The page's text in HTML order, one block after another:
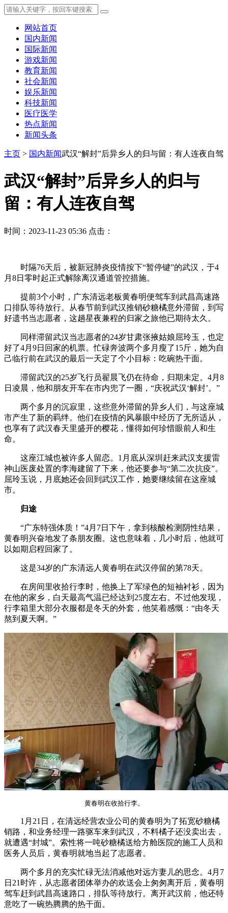
网站首页
国内新闻
国际新闻
游戏新闻
教育新闻
社会新闻
娱乐新闻
科技新闻
医疗医学
热点新闻
新闻头条
主页 > 国内新闻武汉“解封”后异乡人的归与留：有人连夜自驾
武汉“解封”后异乡人的归与
留：有人连夜自驾
时间：2023-11-23 05:36 点击：
时隔76天后，被新冠肺炎疫情按下“暂停键”的武汉，于4
月8日零时起正式解除离汉通道管控措施。
提前3个小时，广东清远老板黄春明便驾车到武昌高速路
口排队等待放行。从春节前到武汉推销砂糖橘意外滞留，到写
好遗书当志愿者，这趟星夜兼程的归家之旅他已期待太久。
同样滞留武汉当志愿者的24岁甘肃张掖姑娘屈玲玉，也定
好了4月9日回家的机票。忙碌奔波两个多月瘦了15斤，她为自
己临行前在武汉的最后一天定了个小目标：吃碗热干面。
滞留武汉的25岁飞行员翟晨飞仍在待命，归期未定。4月8
日凌晨，他和朋友开车在市内兜了一圈，“庆祝武汉‘解封’。”
两个多月的沉寂里，这些意外滞留的异乡人们，与这座城
市产生了新的羁绊。他们在疫情的风暴眼中经历了无所适从，
也享有了武汉春天里盛开的樱花，懂得如何珍惜眼前人和生
命。
这座江城也被许多人留恋。1月底从深圳赶来武汉支援雷
神山医废处置的李海建留了下来，他还要参与“第二次抗疫”。
屈玲玉说，月底她还会回到武汉工作，她要继续留在这座城
市。
归途
“广东特强体质！”4月7日下午，拿到核酸检测阴性结果，
黄春明兴奋地发了条朋友圈。这也意味着，几小时后，他就可
以如期启程回家了。
这是34岁的广东清远人黄春明在武汉停留的第78天。
在房间里收拾行李时，他换上了军绿色的短袖衬衫，因为
在他的家乡，白天最高气温已经达到25度左右。不过他发现，
行李箱里大部分衣服都是冬天的外套，他笑着感慨：“由冬天
熬到夏天啊。”
黄春明在收拾行李。
1月21日，在清远经营农业公司的黄春明为了拓宽砂糖橘
销路，和业务经理一路驱车来到武汉，不料橘子还没卖出去，
就遭遇“封城”。索性将一吨砂糖橘送给方舱医院的施工人员和
医务人员后，黄春明就地当起了志愿者。
两个多月的充实忙碌无法消减他对远方妻儿的思念。4月7
日21时许，从志愿者团体举办的欢送会上匆匆离开后，黄春明
驾车赶到武昌高速路口，排队等待放行。离开武汉前，他还特
意吃了一碗热腾腾的热干面。